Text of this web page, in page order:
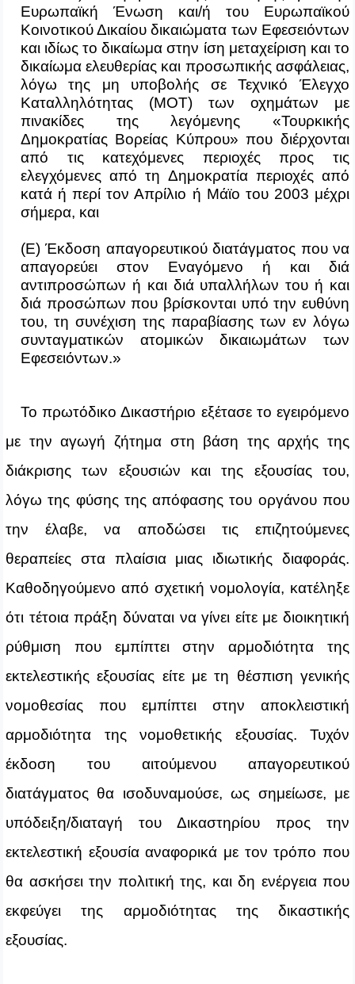
Ευρωπαϊκή Ένωση και/ή του Ευρωπαϊκού
Κοινοτικού Δικαίου δικαιώματα των Εφεσειόντων
και ιδίως το δικαίωμα στην ίση μεταχείριση και το
δικαίωμα ελευθερίας και προσωπικής ασφάλειας,
λόγω της μη υποβολής σε Τεχνικό Έλεγχο
Καταλληλότητας (ΜΟΤ) των οχημάτων με
πινακίδες της λεγόμενης «Τουρκικής
Δημοκρατίας Βορείας Κύπρου» που διέρχονται
από τις κατεχόμενες περιοχές προς τις
ελεγχόμενες από τη Δημοκρατία περιοχές από
κατά ή περί τον Απρίλιο ή Μάϊο του 2003 μέχρι
σήμερα, και
(Ε) Έκδοση απαγορευτικού διατάγματος που να
απαγορεύει στον Εναγόμενο ή και διά
αντιπροσώπων ή και διά υπαλλήλων του ή και
διά προσώπων που βρίσκονται υπό την ευθύνη
του, τη συνέχιση της παραβίασης των εν λόγω
συνταγματικών ατομικών δικαιωμάτων των
Εφεσειόντων.»
Το πρωτόδικο Δικαστήριο εξέτασε το εγειρόμενο
με την αγωγή ζήτημα στη βάση της αρχής της
διάκρισης των εξουσιών και της εξουσίας του,
λόγω της φύσης της απόφασης του οργάνου που
την έλαβε, να αποδώσει τις επιζητούμενες
θεραπείες στα πλαίσια μιας ιδιωτικής διαφοράς.
Καθοδηγούμενο από σχετική νομολογία, κατέληξε
ότι τέτοια πράξη δύναται να γίνει είτε με διοικητική
ρύθμιση που εμπίπτει στην αρμοδιότητα της
εκτελεστικής εξουσίας είτε με τη θέσπιση γενικής
νομοθεσίας που εμπίπτει στην αποκλειστική
αρμοδιότητα της νομοθετικής εξουσίας. Τυχόν
έκδοση του αιτούμενου απαγορευτικού
διατάγματος θα ισοδυναμούσε, ως σημείωσε, με
υπόδειξη/διαταγή του Δικαστηρίου προς την
εκτελεστική εξουσία αναφορικά με τον τρόπο που
θα ασκήσει την πολιτική της, και δη ενέργεια που
εκφεύγει της αρμοδιότητας της δικαστικής
εξουσίας.